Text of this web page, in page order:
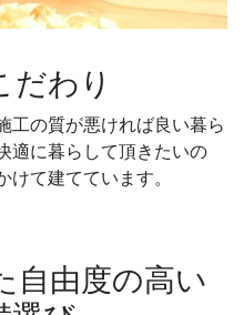
だわり
工の質が悪ければ良い暮ら
適に暮らして頂きたいの
て建てています。
自由度の高い